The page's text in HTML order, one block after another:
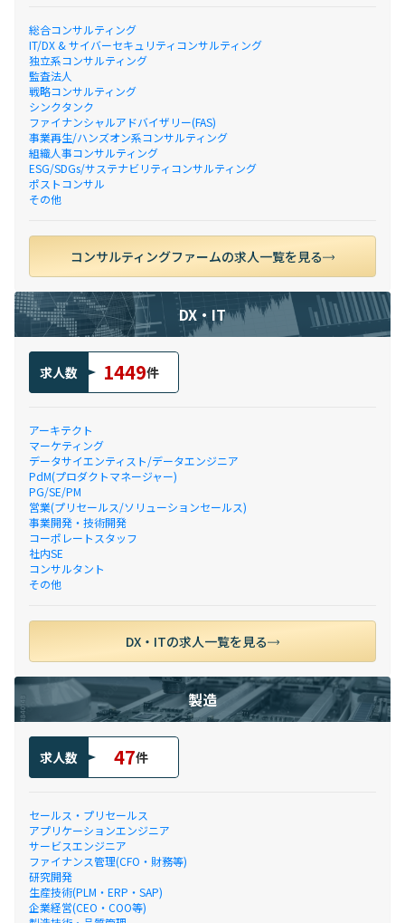
総合コンサルティング
IT/DX & サイバーセキュリティコンサルティング
独立系コンサルティング
監査法人
戦略コンサルティング
シンクタンク
ファイナンシャルアドバイザリー(FAS)
事業再生/ハンズオン系コンサルティング
組織人事コンサルティング
ESG/SDGs/サステナビリティコンサルティング
ポストコンサル
その他
コンサルティングファームの求人一覧を見る
DX・IT
求人数 1449件
アーキテクト
マーケティング
データサイエンティスト/データエンジニア
PdM(プロダクトマネージャー)
PG/SE/PM
営業(プリセールス/ソリューションセールス)
事業開発・技術開発
コーポレートスタッフ
社内SE
コンサルタント
その他
DX・ITの求人一覧を見る
製造
求人数 47件
セールス・プリセールス
アプリケーションエンジニア
サービスエンジニア
ファイナンス管理(CFO・財務等)
研究開発
生産技術(PLM・ERP・SAP)
企業経営(CEO・COO等)